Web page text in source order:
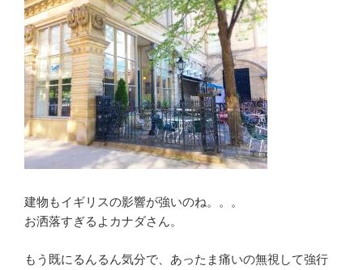
建物もイギリスの影響が強いのね。。。
お洒落すぎるよカナダさん。
もう既にるんるん気分で、あったま痛いの無視して強行